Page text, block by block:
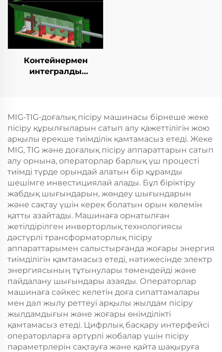
Контейнермен
интегралды
MIG-TIG-доғалық пісіру машинасы бірнеше жеке
пісіру құрылғыларын сатып алу қажеттілігін жою
арқылы ерекше тиімділік қамтамасыз етеді. Жеке
MIG, TIG және доғалық пісіру аппараттарын сатып
алу орнына, операторлар барлық үш процесті
тиімді түрде орындай алатын бір құрамды
шешімге инвестициялай алады. Бұл біріктіру
жабдық шығындарын, жөндеу шығындарын
және сақтау үшін керек болатын орын көлемін
қатты азайтады. Машинаға орнатылған
жетілдірілген инверторлық технологиясы
дәстүрлі трансформаторлық пісіру
аппараттарымен салыстырғанда жоғары энергия
тиімділігін қамтамасыз етеді, нәтижесінде электр
энергиясының тұтынулары төмендейді және
пайдалану шығындары азаяды. Операторлар
машинаға сәйкес келетін доға сипаттамалары
мен дәл жылу реттеуі арқылы жылдам пісіру
жылдамдығын және жоғары өнімділікті
қамтамасыз етеді. Цифрлық басқару интерфейсі
операторларға әртүрлі жобалар үшін пісіру
параметрлерін сақтауға және қайта шақыруға